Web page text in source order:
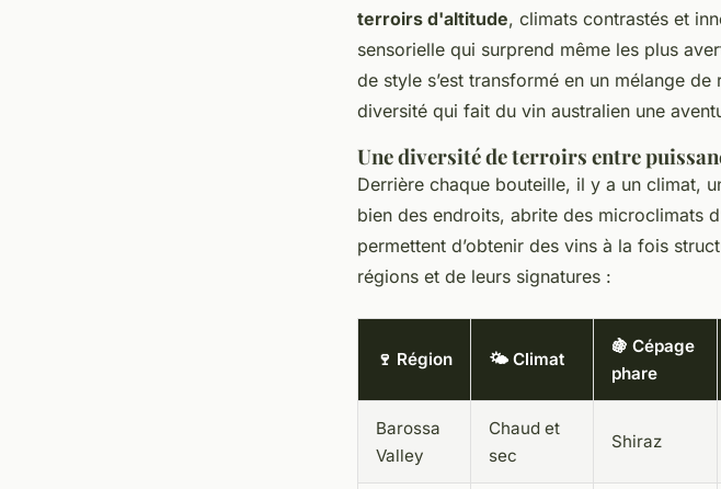
terroirs d'altitude, climats contrastés et
sensorielle qui surprend même les plus
de style s’est transformé en un mélange
diversité qui fait du vin australien une
Une diversité de terroirs entre
Derrière chaque bouteille, il y a un climat,
bien des endroits, abrite des microclimats
permettent d’obtenir des vins à la fois
régions et de leurs signatures :
🍷 Région 🌤️ Climat
🍇 Cépage
phare
Barossa
Valley
Chaud et
sec
Shiraz